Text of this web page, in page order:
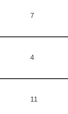
7
4
11